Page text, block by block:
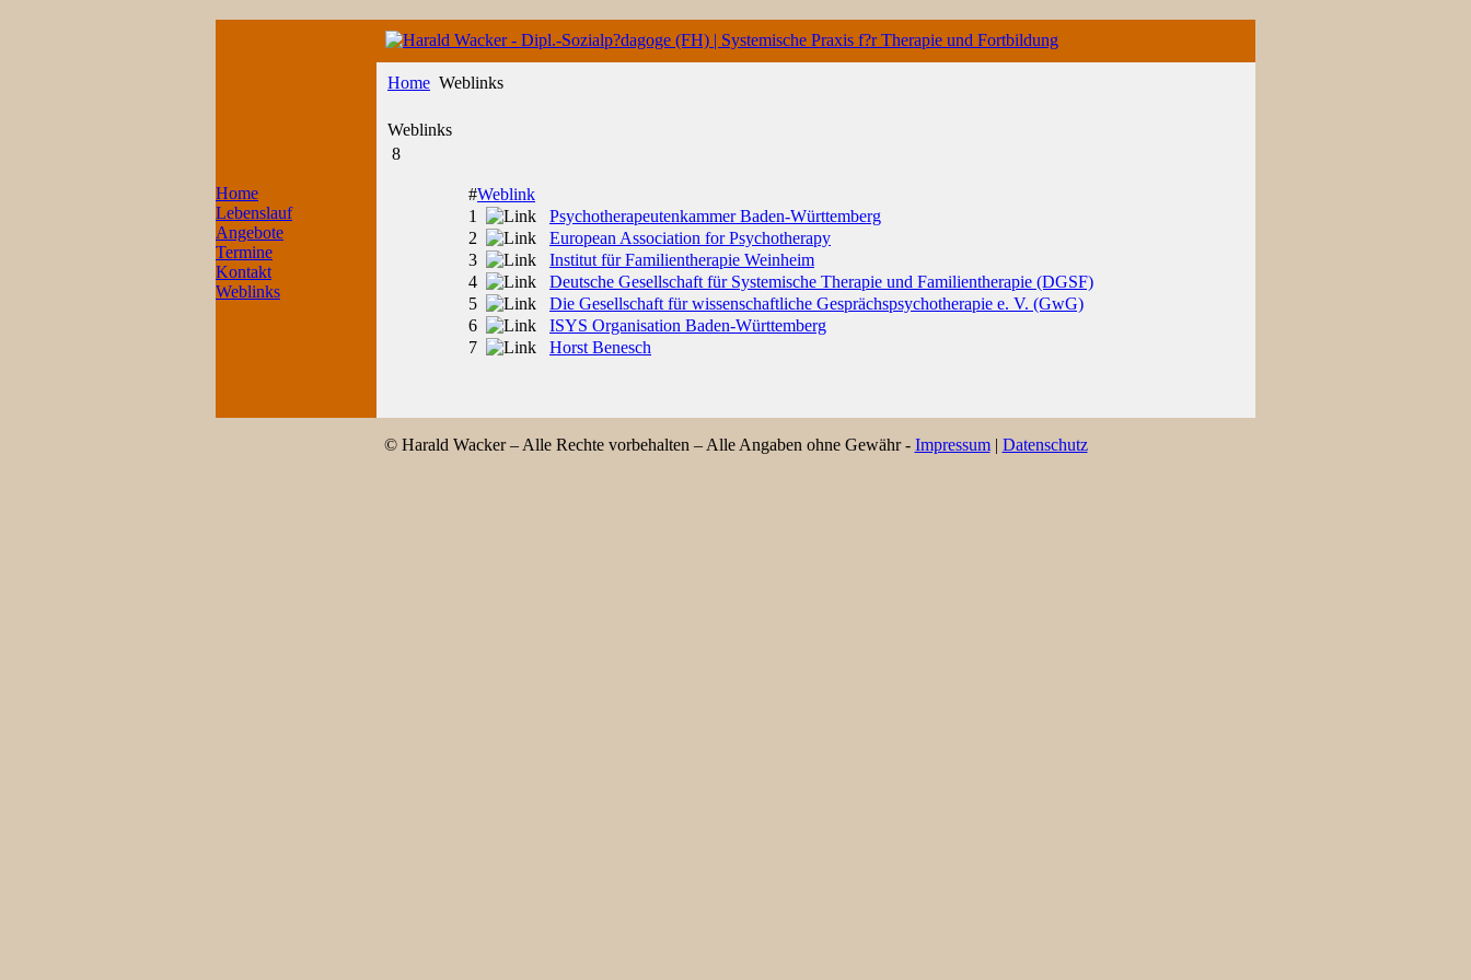
Home
Lebenslauf
Angebote
Termine
Kontakt
Weblinks
Home Weblinks
Weblinks
8
#Weblink
1
Psychotherapeutenkammer Baden-Württemberg
2
European Association for Psychotherapy
3
Institut für Familientherapie Weinheim
4
Deutsche Gesellschaft für Systemische Therapie und Familientherapie (DGSF)
5
Die Gesellschaft für wissenschaftliche Gesprächspsychotherapie e. V. (GwG)
6
ISYS Organisation Baden-Württemberg
7
Horst Benesch
© Harald Wacker – Alle Rechte vorbehalten – Alle Angaben ohne Gewähr - Impressum| Datenschutz